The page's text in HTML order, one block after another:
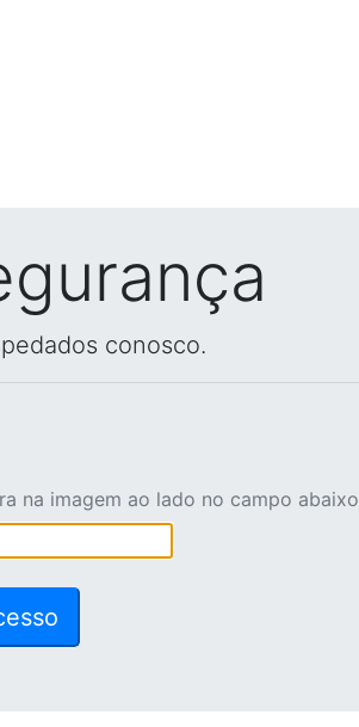
conosco.
na imagem ao lado no campo abaixo